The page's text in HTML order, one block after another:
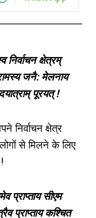
क्षेत्रम्
जनै: मेलनाय
पूरयत् !
निर्वाचन क्षेत्र
से मिलने के लिए
प्राप्ताय सीएम
प्राप्ताय कश्चित